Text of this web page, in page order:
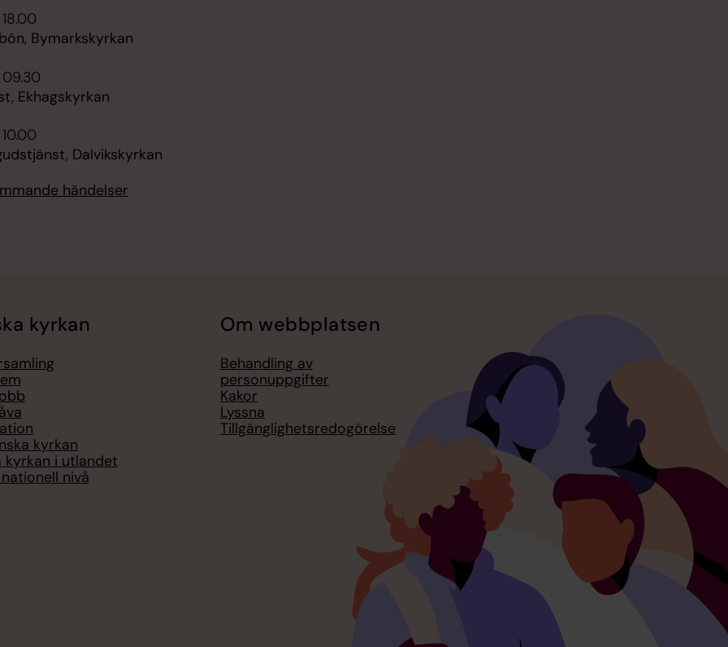
Bymarkskyrkan
Ekhagskyrkan
Dalvikskyrkan
händelser
kyrkan
kyrkan
kyrkan i utlandet
nivå
Om webbplatsen
Behandling av
personuppgifter
Kakor
Lyssna
Tillgänglighetsredogörelse